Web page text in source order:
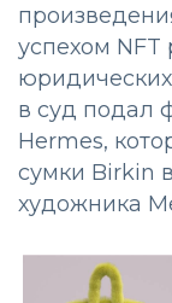
успехом NFT
в суд подал
Hermes,
сумки Birkin
художника